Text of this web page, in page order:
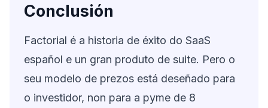
Conclusión
Factorial é a historia de éxito do SaaS
español e un gran produto de suite. Pero o
seu modelo de prezos está deseñado para
o investidor, non para a pyme de 8